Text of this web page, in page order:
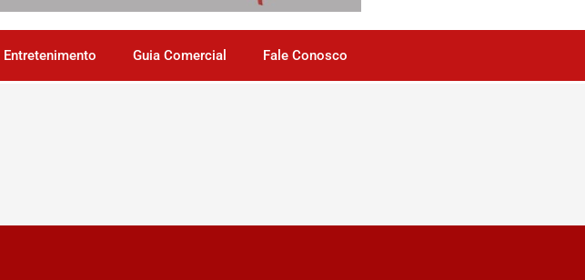
Entretenimento Guia Comercial Fale Conosco